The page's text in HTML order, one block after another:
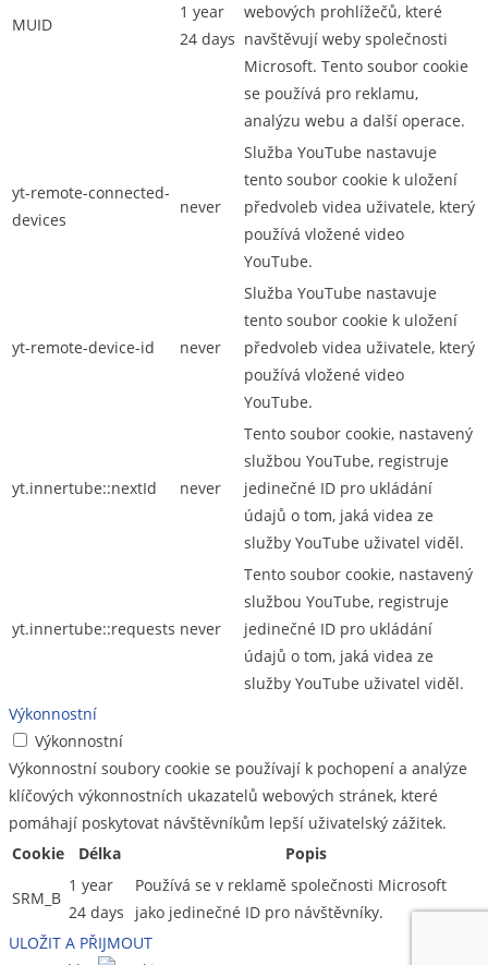
MUID
1 year
24 days
webových prohlížečů, které
navštěvují weby společnosti
Microsoft. Tento soubor cookie
se používá pro reklamu,
analýzu webu a další operace.
yt-remote-connected-
devices
never
Služba YouTube nastavuje
tento soubor cookie k uložení
předvoleb videa uživatele, který
používá vložené video
YouTube.
yt-remote-device-id never
Služba YouTube nastavuje
tento soubor cookie k uložení
předvoleb videa uživatele, který
používá vložené video
YouTube.
yt.innertube::nextId never
Tento soubor cookie, nastavený
službou YouTube, registruje
jedinečné ID pro ukládání
údajů o tom, jaká videa ze
služby YouTube uživatel viděl.
yt.innertube::requests never
Tento soubor cookie, nastavený
službou YouTube, registruje
jedinečné ID pro ukládání
údajů o tom, jaká videa ze
služby YouTube uživatel viděl.
Výkonnostní
Výkonnostní
Výkonnostní soubory cookie se používají k pochopení a analýze
klíčových výkonnostních ukazatelů webových stránek, které
pomáhají poskytovat návštěvníkům lepší uživatelský zážitek.
Cookie
Délka Popis
SRM_B
1 year
24 days
Používá se v reklamě společnosti Microsoft
jako jedinečné ID pro návštěvníky.
ULOŽIT A PŘIJMOUT